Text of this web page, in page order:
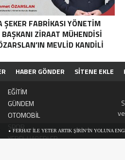
ŞEKER FABRIKASI YÖNETIM
BAŞKANI ZIRAAT MÜHENDISI
MEVLID KANDILI
HABER GÖNDER SİTENE EKLE
EĞİTİM
GÜNDEM
OTOMOBİL
SPOR
YEREL HABERLER
İLE YETER ARTIK ŞİRİN’İN YOLUNA ENGEL! HALK